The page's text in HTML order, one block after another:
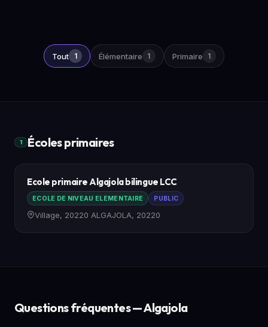
Tout 1 Élémentaire 1 Primaire 1
1 Écoles primaires
Ecole primaire Algajola bilingue LCC
ECOLE DE NIVEAU ELEMENTAIRE PUBLIC
Village, 20220 ALGAJOLA, 20220
Questions fréquentes — Algajola